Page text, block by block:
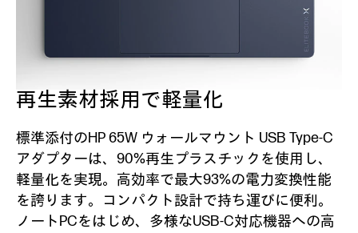
再生素材採用で軽量化
標準添付のHP 65W ウォールマウント USB Type-C
アダプターは、90%再生プラスチックを使用し、
軽量化を実現。高効率で最大93%の電力変換性能
を誇ります。コンパクト設計で持ち運びに便利。
ノートPCをはじめ、多様なUSB-C対応機器への高